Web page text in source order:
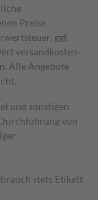
Preise
ggf.
versand­kosten­
Alle Angebote
und sonstigen
von
stets Etikett